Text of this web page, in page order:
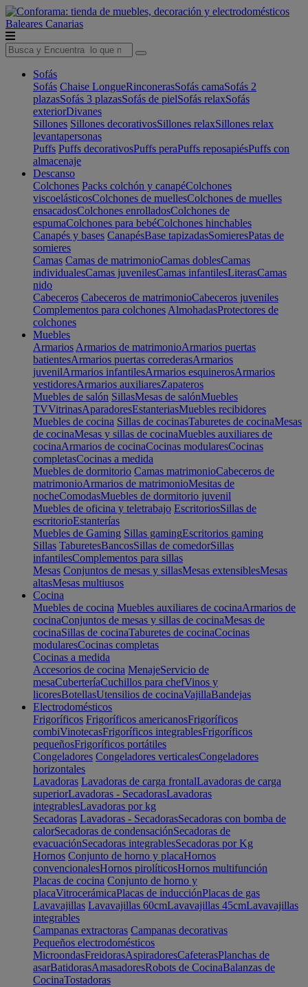
Baleares Canarias
Sofás
Sofás Chaise LongueRinconerasSofás camaSofás 2
plazasSofás 3 plazasSofás de pielSofás relaxSofás
exteriorDivanes
Sillones Sillones decorativosSillones relaxSillones relax
levantapersonas
Puffs Puffs decorativosPuffs peraPuffs reposapiésPuffs con
almacenaje
Descanso
Colchones Packs colchón y canapéColchones
viscoelásticosColchones de muellesColchones de muelles
ensacadosColchones enrolladosColchones de
espumaColchones para bebéColchones hinchables
Canapés y bases CanapésBase tapizadasSomieresPatas de
somieres
Camas Camas de matrimonioCamas doblesCamas
individualesCamas juvenilesCamas infantilesLiterasCamas
nido
Cabeceros Cabeceros de matrimonioCabeceros juveniles
Complementos para colchones AlmohadasProtectores de
colchones
Muebles
Armarios Armarios de matrimonioArmarios puertas
batientesArmarios puertas correderasArmarios
juvenilArmarios infantilesArmarios esquinerosArmarios
vestidoresArmarios auxiliaresZapateros
Muebles de salón SillasMesas de salónMuebles
TVVitrinasAparadoresEstanteriasMuebles recibidores
Muebles de cocina Sillas de cocinasTaburetes de cocinaMesas
de cocinaMesas y sillas de cocinaMuebles auxiliares de
cocinaArmarios de cocinaCocinas modularesCocinas
completasCocinas a medida
Muebles de dormitorio Camas matrimonioCabeceros de
matrimonioArmarios de matrimonioMesitas de
nocheComodasMuebles de dormitorio juvenil
Muebles de oficina y teletrabajo EscritoriosSillas de
escritorioEstanterías
Muebles de Gaming Sillas gamingEscritorios gaming
Sillas TaburetesBancosSillas de comedorSillas
infantilesComplementos para sillas
Mesas Conjuntos de mesas y sillasMesas extensiblesMesas
altasMesas multiusos
Cocina
Muebles de cocina Muebles auxiliares de cocinaArmarios de
cocinaConjuntos de mesas y sillas de cocinaMesas de
cocinaSillas de cocinaTaburetes de cocinaCocinas
modularesCocinas completas
Cocinas a medida
Accesorios de cocina MenajeServicio de
mesaCuberteríaCuchillos para chefVinos y
licoresBotellasUtensilios de cocinaVajillaBandejas
Electrodomésticos
Frigoríficos Frigoríficos americanosFrigoríficos
combiVinotecasFrigoríficos integrablesFrigoríficos
pequeñosFrigoríficos portátiles
Congeladores Congeladores verticalesCongeladores
horizontales
Lavadoras Lavadoras de carga frontalLavadoras de carga
superiorLavadoras - SecadorasLavadoras
integrablesLavadoras por kg
Secadoras Lavadoras - SecadorasSecadoras con bomba de
calorSecadoras de condensaciónSecadoras de
evacuaciónSecadoras integrablesSecadoras por Kg
Hornos Conjunto de horno y placaHornos
convencionalesHornos pirolíticosHornos multifunción
Placas de cocina Conjunto de horno y
placaVitrocerámicaPlacas de inducciónPlacas de gas
Lavavajillas Lavavajillas 60cmLavavajillas 45cmLavavajillas
integrables
Campanas extractoras Campanas decorativas
Pequeños electrodomésticos
MicroondasFreidorasAspiradoresCafeterasPlanchas de
asarBatidorasAmasadoresRobots de CocinaBalanzas de
CocinaTostadoras